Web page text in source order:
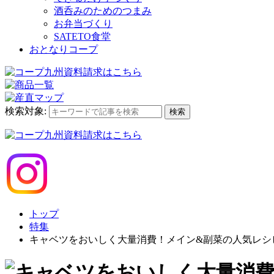
酒呑みのためのつまみ
お弁当づくり
SATETO食堂
おとなりコープ
検索対象: 検索
トップ
特集
キャベツをおいしく大量消費！メイン&副菜の人気レシ